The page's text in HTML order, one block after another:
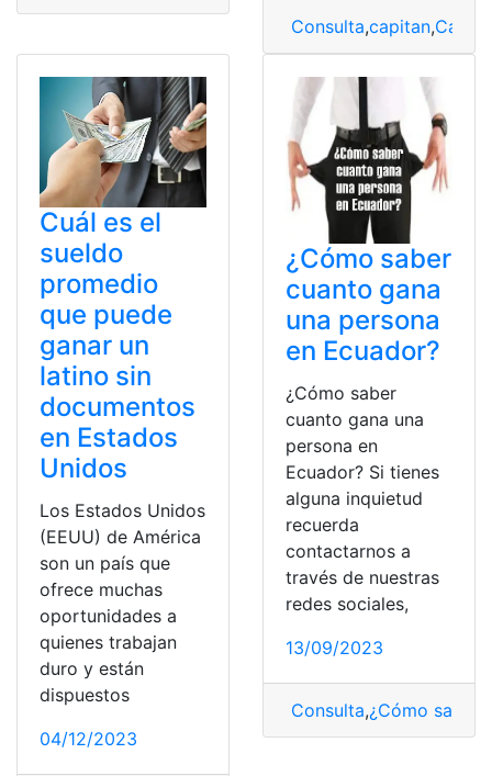
Consulta,capitan,
Cuál es el
sueldo
promedio
que puede
ganar un
latino sin
documentos
en Estados
Unidos
Los Estados Unidos
(EEUU) de América
son un país que
ofrece muchas
oportunidades a
quienes trabajan
duro y están
dispuestos
04/12/2023
¿Cómo saber
cuanto gana
una persona
en Ecuador?
¿Cómo saber
cuanto gana una
persona en
Ecuador? Si tienes
alguna inquietud
recuerda
contactarnos a
través de nuestras
redes sociales,
13/09/2023
Consulta,¿Cómo saber?